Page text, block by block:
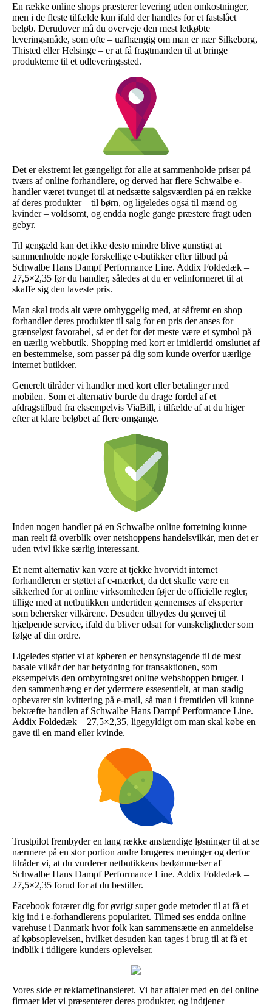
En række online shops præsterer levering uden omkostninger,
men i de fleste tilfælde kun ifald der handles for et fastslået
beløb. Derudover må du overveje den mest letkøbte
leveringsmåde, som ofte – uafhængig om man er nær Silkeborg,
Thisted eller Helsinge – er at få fragtmanden til at bringe
produkterne til et udleveringssted.
Det er ekstremt let gængeligt for alle at sammenholde priser på
tværs af online forhandlere, og derved har flere Schwalbe e-
handler været tvunget til at nedsætte salgsværdien på en række
af deres produkter – til børn, og ligeledes også til mænd og
kvinder – voldsomt, og endda nogle gange præstere fragt uden
gebyr.
Til gengæld kan det ikke desto mindre blive gunstigt at
sammenholde nogle forskellige e-butikker efter tilbud på
Schwalbe Hans Dampf Performance Line. Addix Foldedæk –
27,5×2,35 før du handler, således at du er velinformeret til at
skaffe sig den laveste pris.
Man skal trods alt være omhyggelig med, at såfremt en shop
forhandler deres produkter til salg for en pris der anses for
grænseløst favorabel, så er det for det meste være et symbol på
en uærlig webbutik. Shopping med kort er imidlertid omsluttet af
en bestemmelse, som passer på dig som kunde overfor uærlige
internet butikker.
Generelt tilråder vi handler med kort eller betalinger med
mobilen. Som et alternativ burde du drage fordel af et
afdragstilbud fra eksempelvis ViaBill, i tilfælde af at du higer
efter at klare beløbet af flere omgange.
Inden nogen handler på en Schwalbe online forretning kunne
man reelt få overblik over netshoppens handelsvilkår, men det er
uden tvivl ikke særlig interessant.
Et nemt alternativ kan være at tjekke hvorvidt internet
forhandleren er støttet af e-mærket, da det skulle være en
sikkerhed for at online virksomheden føjer de officielle regler,
tillige med at netbutikken undertiden gennemses af eksperter
som behersker vilkårene. Desuden tilbydes du genvej til
hjælpende service, ifald du bliver udsat for vanskeligheder som
følge af din ordre.
Ligeledes støtter vi at køberen er hensynstagende til de mest
basale vilkår der har betydning for transaktionen, som
eksempelvis den ombytningsret online webshoppen bruger. I
den sammenhæng er det ydermere essesentielt, at man stadig
opbevarer sin kvittering på e-mail, så man i fremtiden vil kunne
bekræfte handlen af Schwalbe Hans Dampf Performance Line.
Addix Foldedæk – 27,5×2,35, ligegyldigt om man skal købe en
gave til en mand eller kvinde.
Trustpilot frembyder en lang række anstændige løsninger til at se
nærmere på en stor portion andre brugeres meninger og derfor
tilråder vi, at du vurderer netbutikkens bedømmelser af
Schwalbe Hans Dampf Performance Line. Addix Foldedæk –
27,5×2,35 forud for at du bestiller.
Facebook forærer dig for øvrigt super gode metoder til at få et
kig ind i e-forhandlerens popularitet. Tilmed ses endda online
varehuse i Danmark hvor folk kan sammensætte en anmeldelse
af købsoplevelsen, hvilket desuden kan tages i brug til at få et
indblik i tidligere kunders oplevelser.
Vores side er reklamefinansieret. Vi har aftaler med en del online
firmaer idet vi præsenterer deres produkter, og indtjener